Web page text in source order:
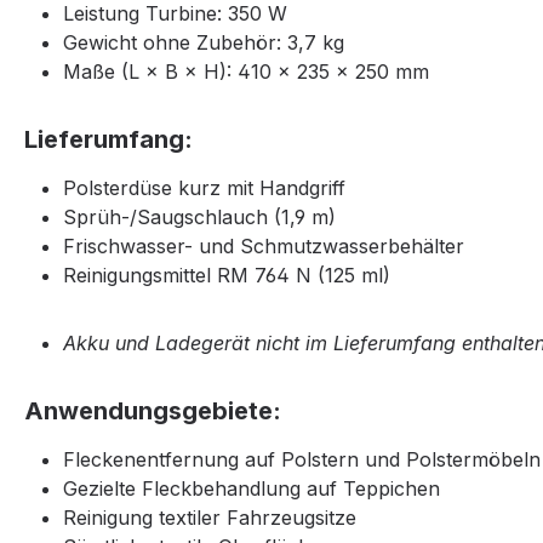
Leistung Turbine: 350 W
Gewicht ohne Zubehör: 3,7 kg
Maße (L × B × H): 410 × 235 × 250 mm
Lieferumfang:
Polsterdüse kurz mit Handgriff
Sprüh-/Saugschlauch (1,9 m)
Frischwasser- und Schmutzwasserbehälter
Reinigungsmittel RM 764 N (125 ml)
Akku und Ladegerät nicht im Lieferumfang
Anwendungsgebiete:
Fleckenentfernung auf Polstern und Polstermöbeln
Gezielte Fleckbehandlung auf Teppichen
Reinigung textiler Fahrzeugsitze